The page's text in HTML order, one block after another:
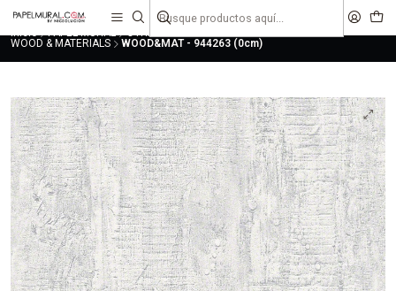
liquidaciones
Inicio PAPEL MURAL OTRAS COLECCIONES
WOOD & MATERIALS
WOOD&MAT - 944263 (0cm)